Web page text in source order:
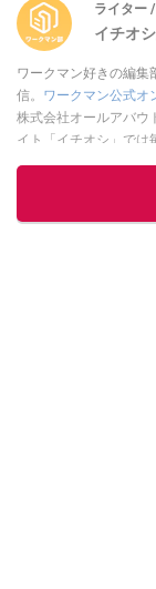
ライター
イチオ
ワークマン好きの編集
信。 ワークマン公式オ
株式会社オールアバウ
イト「イチオシ」では
ーしてください！